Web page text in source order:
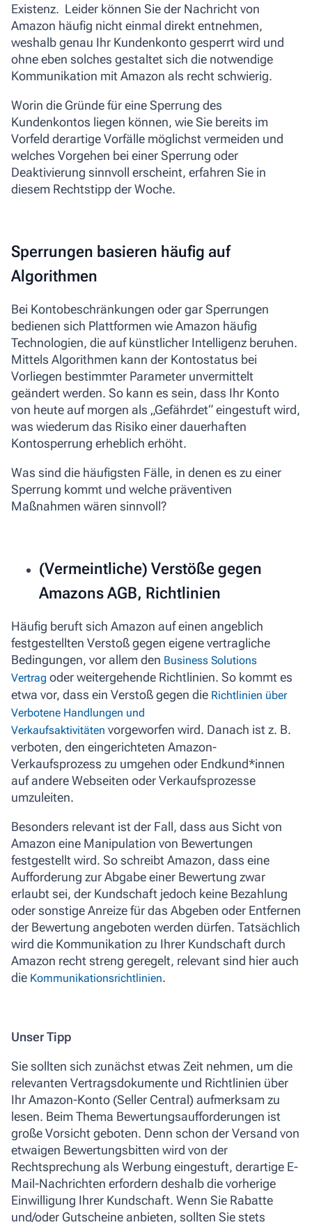
Existenz. Leider können Sie der Nachricht von
Amazon häufig nicht einmal direkt entnehmen,
weshalb genau Ihr Kundenkonto gesperrt wird und
ohne eben solches gestaltet sich die notwendige
Kommunikation mit Amazon als recht schwierig.
Worin die Gründe für eine Sperrung des
Kundenkontos liegen können, wie Sie bereits im
Vorfeld derartige Vorfälle möglichst vermeiden und
welches Vorgehen bei einer Sperrung oder
Deaktivierung sinnvoll erscheint, erfahren Sie in
diesem Rechtstipp der Woche.
Sperrungen basieren häufig auf
Algorithmen
Bei Kontobeschränkungen oder gar Sperrungen
bedienen sich Plattformen wie Amazon häufig
Technologien, die auf künstlicher Intelligenz beruhen.
Mittels Algorithmen kann der Kontostatus bei
Vorliegen bestimmter Parameter unvermittelt
geändert werden. So kann es sein, dass Ihr Konto
von heute auf morgen als „Gefährdet“ eingestuft wird,
was wiederum das Risiko einer dauerhaften
Kontosperrung erheblich erhöht.
Was sind die häufigsten Fälle, in denen es zu einer
Sperrung kommt und welche präventiven
Maßnahmen wären sinnvoll?
(Vermeintliche) Verstöße gegen
Amazons AGB, Richtlinien
Häufig beruft sich Amazon auf einen angeblich
festgestellten Verstoß gegen eigene vertragliche
Bedingungen, vor allem den Business Solutions
Vertrag oder weitergehende Richtlinien. So kommt es
etwa vor, dass ein Verstoß gegen die Richtlinien über
Verbotene Handlungen und
Verkaufsaktivitäten vorgeworfen wird. Danach ist z. B.
verboten, den eingerichteten Amazon-
Verkaufsprozess zu umgehen oder Endkund*innen
auf andere Webseiten oder Verkaufsprozesse
umzuleiten.
Besonders relevant ist der Fall, dass aus Sicht von
Amazon eine Manipulation von Bewertungen
festgestellt wird. So schreibt Amazon, dass eine
Aufforderung zur Abgabe einer Bewertung zwar
erlaubt sei, der Kundschaft jedoch keine Bezahlung
oder sonstige Anreize für das Abgeben oder Entfernen
der Bewertung angeboten werden dürfen. Tatsächlich
wird die Kommunikation zu Ihrer Kundschaft durch
Amazon recht streng geregelt, relevant sind hier auch
die Kommunikationsrichtlinien.
Unser Tipp
Sie sollten sich zunächst etwas Zeit nehmen, um die
relevanten Vertragsdokumente und Richtlinien über
Ihr Amazon-Konto (Seller Central) aufmerksam zu
lesen. Beim Thema Bewertungsaufforderungen ist
große Vorsicht geboten. Denn schon der Versand von
etwaigen Bewertungsbitten wird von der
Rechtsprechung als Werbung eingestuft, derartige E-
Mail-Nachrichten erfordern deshalb die vorherige
Einwilligung Ihrer Kundschaft. Wenn Sie Rabatte
und/oder Gutscheine anbieten, sollten Sie stets